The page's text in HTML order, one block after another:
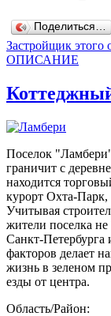
Поделиться…
Застройщик
ОПИСАНИЕ
Поселок
граничит с
находится
курорт Охта-
Учитывая
жители поселка не
Санкт-Петербурга
факторов делает
жизнь в зеленом
езды от центра.
Область/Район: